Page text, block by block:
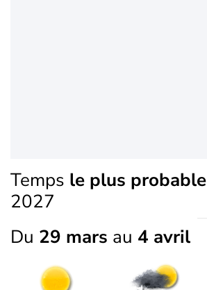
Temps le plus probable
2027
Du 29 mars au 4 avril